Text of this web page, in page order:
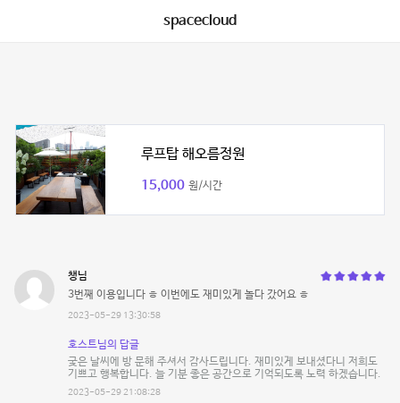
spacecloud
루프탑 해오름정원
15,000 원/시간
챙님
3번째 이용입니다 ㅎ 이번에도 재미있게 놀다 갔어요 ㅎ
2023-05-29 13:30:58
호스트님의 답글
궂은 날씨에 방 문해 주셔서 감사드립니다. 재미있게 보내셨다니 저희도
기쁘고 행복합니다. 늘 기분 좋은 공간으로 기억되도록 노력 하겠습니다.
2023-05-29 21:08:28